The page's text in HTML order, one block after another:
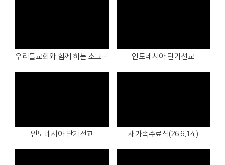
우리들교회와 함께 하는 소그룹모임(26.7.16.~18.) 인도네시아 단기선교
인도네시아 단기선교 새가족수료식(26.6.14.)